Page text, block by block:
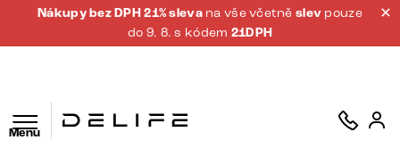
Nákupy bez DPH 21% sleva na vše včetněslev pouze
do 9. 8. s kódem 21DPH
Menu